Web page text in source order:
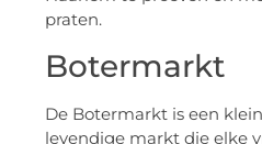
praten.
Botermarkt
De Botermarkt is een
levendige markt die elke